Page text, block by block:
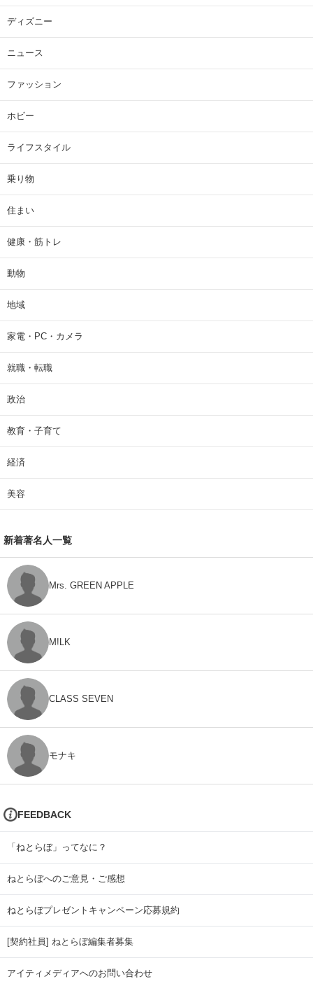
ディズニー
ニュース
ファッション
ホビー
ライフスタイル
乗り物
住まい
健康・筋トレ
動物
地域
家電・PC・カメラ
就職・転職
政治
教育・子育て
経済
美容
新着著名人一覧
Mrs. GREEN APPLE
M!LK
CLASS SEVEN
モナキ
FEEDBACK
「ねとらぼ」ってなに？
ねとらぼへのご意見・ご感想
ねとらぼプレゼントキャンペーン応募規約
[契約社員] ねとらぼ編集者募集
アイティメディアへのお問い合わせ